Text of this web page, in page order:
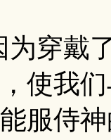
戴了
使我
服侍